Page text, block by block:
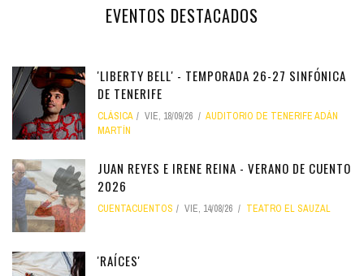
EVENTOS DESTACADOS
'LIBERTY BELL' - TEMPORADA 26-27 SINFÓNICA
DE TENERIFE
CLÁSICA VIE, 18/09/26
AUDITORIO DE TENERIFE ADÁN
MARTÍN
JUAN REYES E IRENE REINA - VERANO DE CUENTO
2026
CUENTACUENTOS VIE, 14/08/26 TEATRO EL SAUZAL
'RAÍCES'